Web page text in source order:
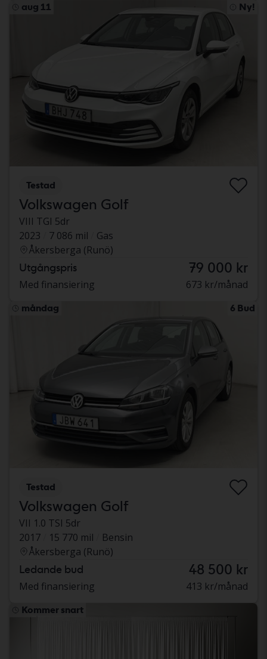
aug 11 Ny!
Testad
Volkswagen Golf
VIII TGI 5dr
2023
7 086 mil
Gas
Åkersberga (Runö)
Utgångspris 79 000 kr
Med finansiering 673 kr/månad
måndag 6 Bud
Testad
Volkswagen Golf
VII 1.0 TSI 5dr
2017
15 770 mil
Bensin
Åkersberga (Runö)
Ledande bud 48 500 kr
Med finansiering 413 kr/månad
Kommer snart